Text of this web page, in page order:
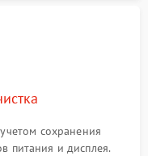
сохранения
питания и дисплея.